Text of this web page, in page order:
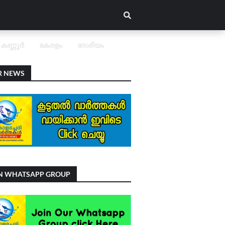
കണ്ണൂർ കേരളം ദേശീയം
NEWS
WHATSAPP GROUP